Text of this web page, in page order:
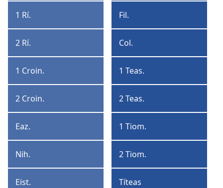
Samúéil
1
Ríthe
1 Rí.
2
Ríthe
2 Rí.
1
Croinicí
1 Croin.
2
Croinicí
2 Croin.
Eazrá
Eaz.
Nihimiá
Nih.
Eist.
Filipigh
Fil.
Colosaigh
Col.
1
Teasalónaigh
1 Teas.
2
Teasalónaigh
2 Teas.
1
Tiomóid
1 Tiom.
2
Tiomóid
2 Tiom.
Títeas